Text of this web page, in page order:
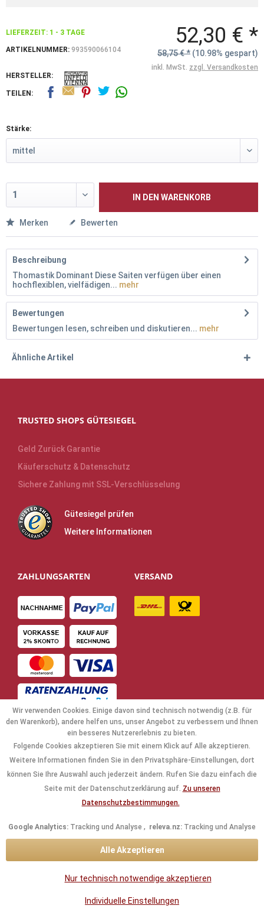
LIEFERZEIT: 1 - 3 TAGE
ARTIKELNUMMER: 993590066104
HERSTELLER:
52,30 € *
58,75 € * (10.98% gespart)
inkl. MwSt. zzgl. Versandkosten
TEILEN:
Stärke:
IN DEN WARENKORB
Merken Bewerten
Beschreibung
Thomastik Dominant Diese Saiten verfügen über einen
hochflexiblen, vielfädigen... mehr
Bewertungen
Bewertungen lesen, schreiben und diskutieren... mehr
Ähnliche Artikel
TRUSTED SHOPS GÜTESIEGEL
Geld Zurück Garantie
Käuferschutz & Datenschutz
Sichere Zahlung mit SSL-Verschlüsselung
Gütesiegel prüfen
Weitere Informationen
ZAHLUNGSARTEN VERSAND
NAVIGATION
INFORMATIONEN
Nachnahmegebühren, wenn nicht anders beschrieben.
Wir verwenden Cookies. Einige davon sind technisch notwendig (z.B. für
den Warenkorb), andere helfen uns, unser Angebot zu verbessern und Ihnen
ein besseres Nutzererlebnis zu bieten.
Folgende Cookies akzeptieren Sie mit einem Klick auf Alle akzeptieren.
Weitere Informationen finden Sie in den Privatsphäre-Einstellungen, dort
können Sie Ihre Auswahl auch jederzeit ändern. Rufen Sie dazu einfach die
Seite mit der Datenschutzerklärung auf. Zu unseren
Datenschutzbestimmungen.
Google Analytics: Tracking und Analyse , releva.nz: Tracking und Analyse
Individuelle Einstellungen
Nur technisch notwendige akzeptieren
Alle Akzeptieren